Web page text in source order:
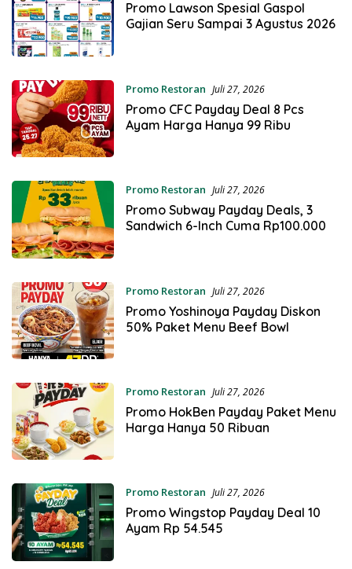
Promo Lawson Spesial Gaspol
Gajian Seru Sampai 3 Agustus 2026
Promo Restoran Juli 27, 2026
Promo CFC Payday Deal 8 Pcs
Ayam Harga Hanya 99 Ribu
Promo Restoran Juli 27, 2026
Promo Subway Payday Deals, 3
Sandwich 6-Inch Cuma Rp100.000
Promo Restoran Juli 27, 2026
Promo Yoshinoya Payday Diskon
50% Paket Menu Beef Bowl
Promo Restoran Juli 27, 2026
Promo HokBen Payday Paket Menu
Harga Hanya 50 Ribuan
Promo Restoran Juli 27, 2026
Promo Wingstop Payday Deal 10
Ayam Rp 54.545